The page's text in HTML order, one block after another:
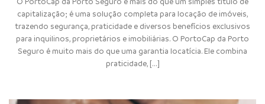
capitalização; é uma solução completa para locação de imóveis,
trazendo segurança, praticidade e diversos benefícios exclusivos
para inquilinos, proprietários e imobiliárias. O PortoCap da Porto
Seguro é muito mais do que uma garantia locatícia. Ele combina
praticidade, [...]